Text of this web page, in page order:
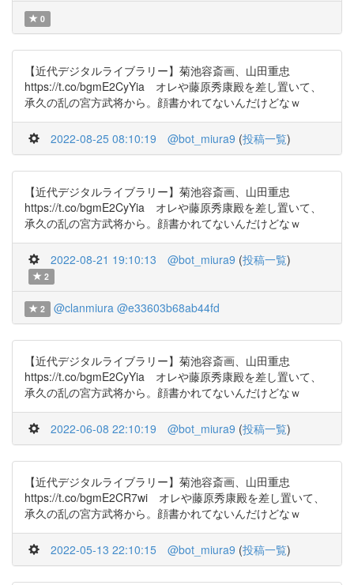
0
【近代デジタルライブラリー】菊池容斎画、山田重忠
https://t.co/bgmE2CyYia オレや藤原秀康殿を差し置いて、
承久の乱の宮方武将から。顔書かれてないんだけどなｗ
2022-08-25 08:10:19 @bot_miura9 (投稿一覧)
【近代デジタルライブラリー】菊池容斎画、山田重忠
https://t.co/bgmE2CyYia オレや藤原秀康殿を差し置いて、
承久の乱の宮方武将から。顔書かれてないんだけどなｗ
2022-08-21 19:10:13 @bot_miura9 (投稿一覧)
2
2 @clanmiura @e33603b68ab44fd
【近代デジタルライブラリー】菊池容斎画、山田重忠
https://t.co/bgmE2CyYia オレや藤原秀康殿を差し置いて、
承久の乱の宮方武将から。顔書かれてないんだけどなｗ
2022-06-08 22:10:19 @bot_miura9 (投稿一覧)
【近代デジタルライブラリー】菊池容斎画、山田重忠
https://t.co/bgmE2CR7wi オレや藤原秀康殿を差し置いて、
承久の乱の宮方武将から。顔書かれてないんだけどなｗ
2022-05-13 22:10:15 @bot_miura9 (投稿一覧)